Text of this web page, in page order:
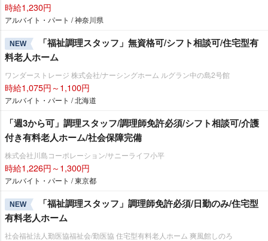
時給1,230円
アルバイト・パート / 神奈川県
NEW
「福祉調理スタッフ」無資格可/シフト相談可/住宅型有
料老人ホーム
ワンダーストレージ 株式会社/ナーシングホーム ルグラン中の島2号館
時給1,075円～1,100円
アルバイト・パート / 北海道
「週3から可」調理スタッフ/調理師免許必須/シフト相談可/介護
付き有料老人ホーム/社会保障完備
株式会社川島コーポレーション/サニーライフ小平
時給1,226円～1,300円
アルバイト・パート / 東京都
NEW
「福祉調理スタッフ」調理師免許必須/日勤のみ/住宅型
有料老人ホーム
社会福祉法人勤医協福祉会/勤医協 住宅型有料老人ホーム 爽風館しのろ